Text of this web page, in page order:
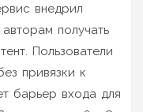
внедрил
получать
Пользователи
привязки к
барьер входа для